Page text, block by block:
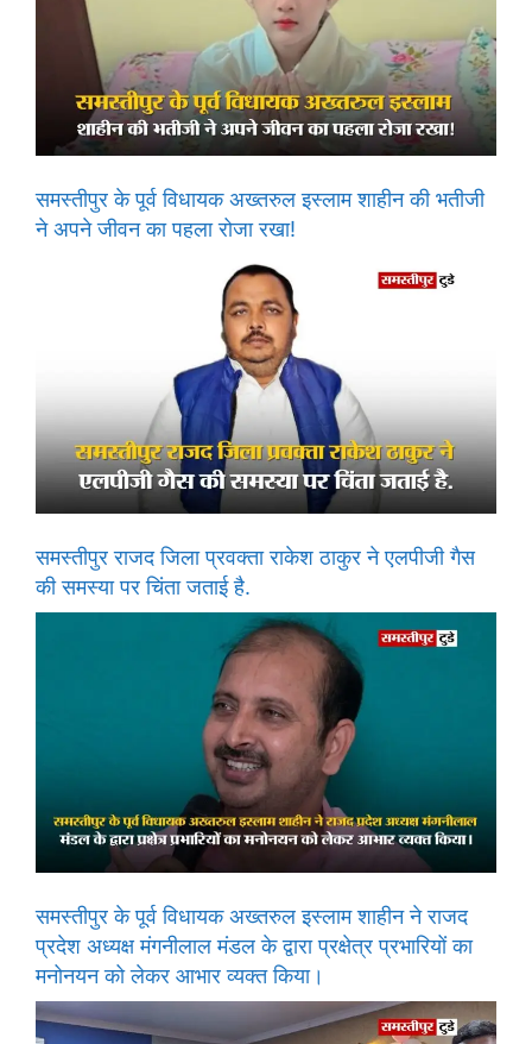
समस्तीपुर के पूर्व विधायक अख्तरुल इस्लाम शाहीन की भतीजी
ने अपने जीवन का पहला रोजा रखा!
समस्तीपुर राजद जिला प्रवक्ता राकेश ठाकुर ने एलपीजी गैस
की समस्या पर चिंता जताई है.
समस्तीपुर के पूर्व विधायक अख्तरुल इस्लाम शाहीन ने राजद
प्रदेश अध्यक्ष मंगनीलाल मंडल के द्वारा प्रक्षेत्र प्रभारियों का
मनोनयन को लेकर आभार व्यक्त किया।